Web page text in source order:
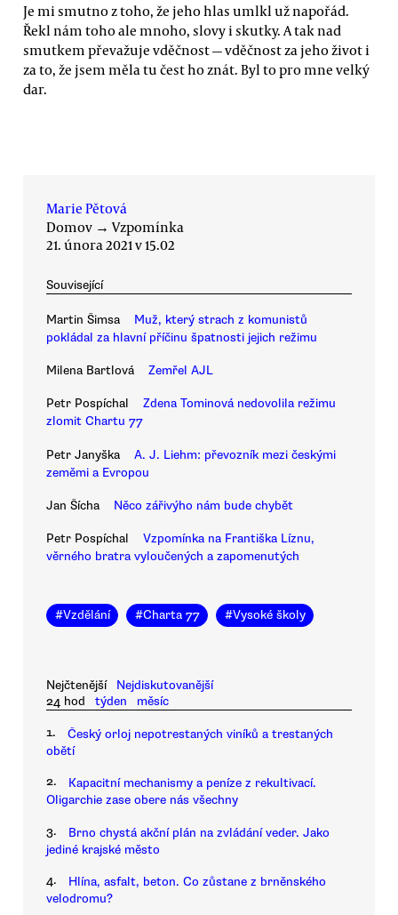
Je mi smutno z toho, že jeho hlas umlkl už napořád.
Řekl nám toho ale mnoho, slovy i skutky. A tak nad
smutkem převažuje vděčnost — vděčnost za jeho život i
za to, že jsem měla tu čest ho znát. Byl to pro mne velký
dar.
Marie Pětová
Domov → Vzpomínka
21. února 2021 v 15.02
Související
Martin Šimsa
Muž, který strach z komunistů
pokládal za hlavní příčinu špatnosti jejich režimu
Milena Bartlová Zemřel AJL
Petr Pospíchal
Zdena Tominová nedovolila režimu
zlomit Chartu 77
Petr Janyška
A. J. Liehm: převozník mezi českými
zeměmi a Evropou
Jan Šícha Něco zářivýho nám bude chybět
Petr Pospíchal
Vzpomínka na Františka Líznu,
věrného bratra vyloučených a zapomenutých
#Vzdělání #Charta 77 #Vysoké školy
Nejčtenější
Nejdiskutovanější
24 hod
týden měsíc
1.
Český orloj nepotrestaných viníků a trestaných
obětí
2.
Kapacitní mechanismy a peníze z rekultivací.
Oligarchie zase obere nás všechny
3.
Brno chystá akční plán na zvládání veder. Jako
jediné krajské město
4.
Hlína, asfalt, beton. Co zůstane z brněnského
velodromu?